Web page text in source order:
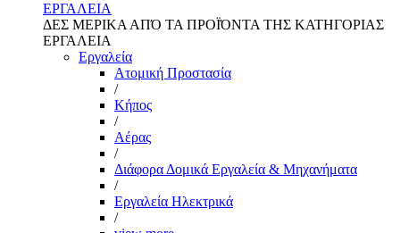
ΕΡΓΑΛΕΙΑ
ΔΕΣ ΜΕΡΙΚΑ ΑΠΌ ΤΑ ΠΡΟΪΌΝΤΑ ΤΗΣ ΚΑΤΗΓΟΡΙΑΣ
ΕΡΓΑΛΕΙΑ
Εργαλεία
Aτομική Προστασία
/
Kήπος
/
Αέρας
/
Διάφορα Δομικά Εργαλεία & Μηχανήματα
/
Εργαλεία Ηλεκτρικά
/